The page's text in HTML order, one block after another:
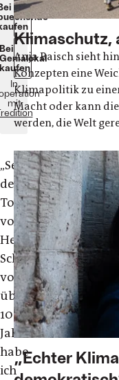
In
mit
„Seit
dem
Tode
von
Hermann
Scheer
vor
über
10
Jahren
habe
ich
Klimaschutz,
Anja Baisch sieht
Konzepten eine
Klimapolitik zu
Macht oder kann
werden, die Welt
„Echter